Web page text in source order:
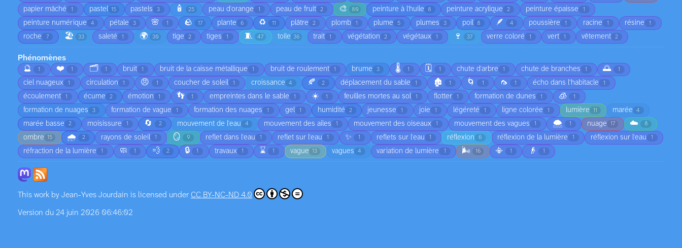
papier mâché 1 pastel 15 pastels 3 🧴 25 peau d'orange 1 peau de fruit 2 🎨 80 peinture à l'huile 8 peinture acrylique 2 peinture épaisse 1
peinture numérique 4 pétale 3 🌸 1 🪨 17 plante 6 ♻️ 11 plâtre 2 plomb 1 plume 5 plumes 3 poil 8 🪶 4 poussière 1 racine 1 résine 1
roche 7 🏖️ 33 saleté 1 🌍 30 tige 2 tiges 1 🧵 47 toile 36 trait 1 végétation 2 végétaux 1 🍷 37 verre coloré 1 vert 1 vêtement 2
Phénomènes
🔮
1 ❤️ 1 🗂️ 1 bruit 1 bruit de la caisse métallique 1 bruit de roulement 1 brume 3 🌡️ 1 🗓️ 1 chute d'arbre 1 chute de branches 1 🌅 1
ciel nuageux 1 circulation 1 😠 1 coucher de soleil 1 croissance 4 🍂 2 déplacement du sable 1 🏚️ 1 🌀 1 🦟 1 écho dans l’habitacle 1
écoulement 1 écume 2 émotion 1 👣 1 empreintes dans le sable 1 ☀️ 1 feuilles mortes au sol 1 flotter 1 formation de dunes 1 🧊 1
formation de nuages 3 formation de vague 1 formation des nuages 1 gel 1 humidité 2 jeunesse 1 joie 1 légéreté 1 ligne colorée 1 lumière 11 marée 4
marée basse 2 moisissure 1 🔄 2 mouvement de l'eau 4 mouvement des ailes 1 mouvement des oiseaux 1 mouvement des vagues 1 🌨️ 1 nuage 17 ☁️ 8
ombre 15 🌧️ 2 rayons de soleil 1 🪞 9 reflet dans l'eau 1 reflet sur l'eau 1 ✨ 1 reflets sur l'eau 1 réflexion 6 réflexion de la lumière 1 réflexion sur l'eau 1
réfraction de la lumière 1 🧼 1 💨 2 🔒 1 travaux 1 ⌛ 1 vague 13 vagues 4 variation de lumière 1 🌬️ 16 📳 1 👴 1
This work by Jean-Yves Jourdain is licensed under CC BY-NC-ND 4.0
Version du 24 juin 2026 06:46:02